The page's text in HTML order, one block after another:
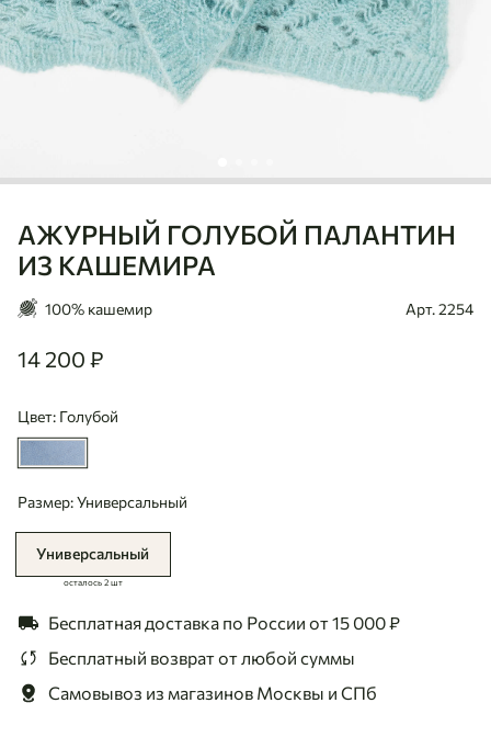
АЖУРНЫЙ ГОЛУБОЙ ПАЛАНТИН
ИЗ КАШЕМИРА
Ulaanbaatar
100% кашемир Арт. 2254
14200
14 200 ₽
Цвет: Голубой
Размер: Универсальный
Универсальный
осталось 2 шт
Бесплатная доставка по России от 15 000 ₽
Бесплатный возвратот любой суммы
Самовывоз из магазинов Москвы и СПб